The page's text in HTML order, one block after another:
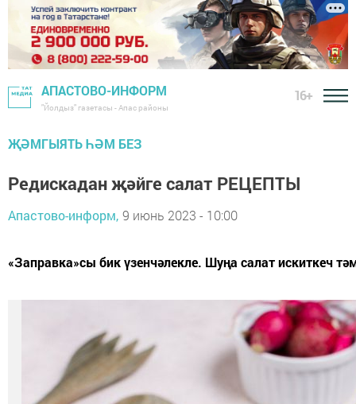
АПАСТОВО-ИНФОРМ
"Йолдыз" газетасы - Апас районы
16+
ҖӘМГЫЯТЬ ҺӘМ БЕЗ
Редискадан җәйге салат РЕЦЕПТЫ
Апастово-информ, 9 июнь 2023 - 10:00
«Заправка»сы бик үзенчәлекле. Шуңа салат искиткеч